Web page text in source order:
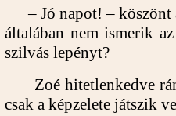
– Jó napot! – köszönt
általában nem ismerik
szilvás lepényt?
Zoé hitetlenkedve
csak a képzelete játszik